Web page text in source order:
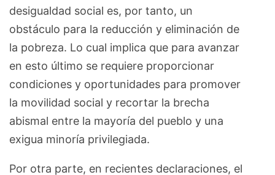
desigualdad social es, por tanto, un
obstáculo para la reducción y eliminación de
la pobreza. Lo cual implica que para avanzar
en esto último se requiere proporcionar
condiciones y oportunidades para promover
la movilidad social y recortar la brecha
abismal entre la mayoría del pueblo y una
exigua minoría privilegiada.
Por otra parte, en recientes declaraciones, el